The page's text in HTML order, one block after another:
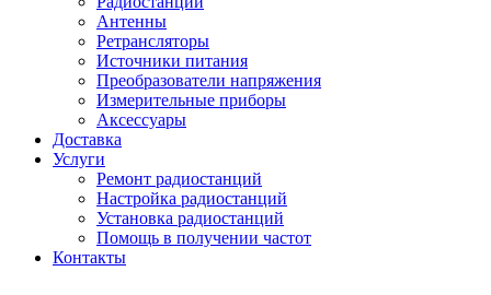
Антенны
Ретрансляторы
Источники питания
Преобразователи напряжения
Измерительные приборы
Аксессуары
Доставка
Услуги
Ремонт радиостанций
Настройка радиостанций
Установка радиостанций
Помощь в получении частот
Контакты